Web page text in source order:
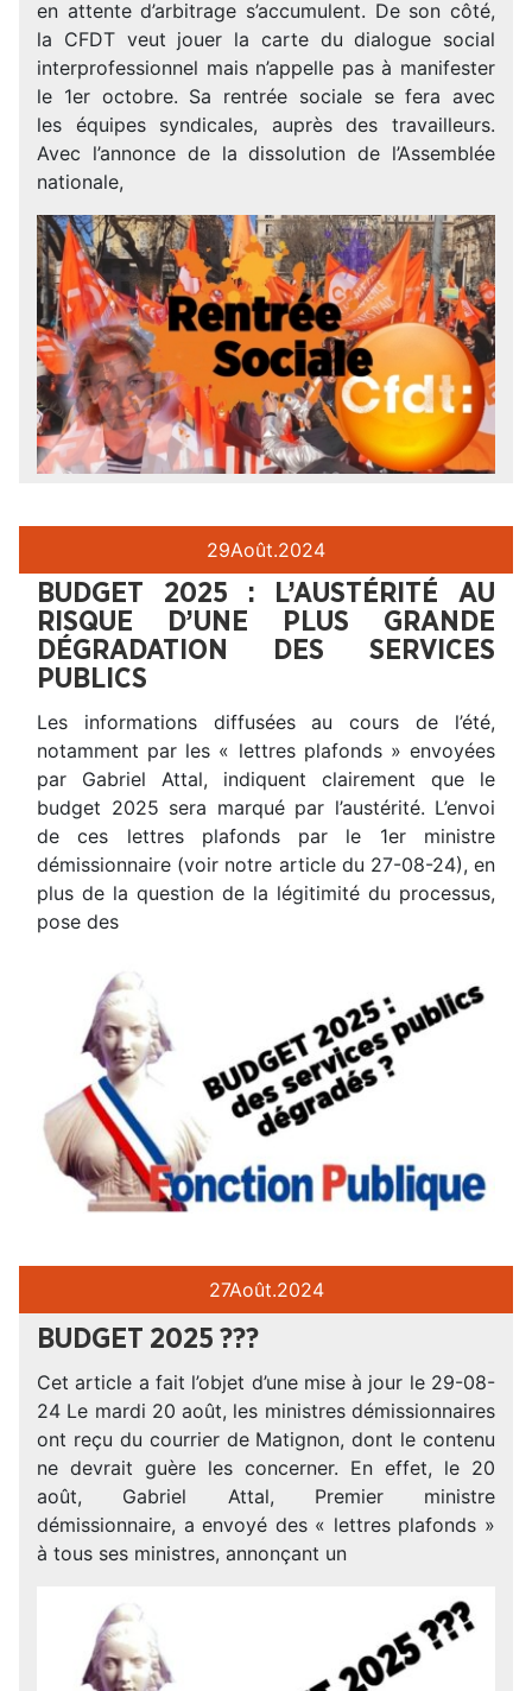
en attente d’arbitrage s’accumulent. De son côté,
la CFDT veut jouer la carte du dialogue social
interprofessionnel mais n’appelle pas à manifester
le 1er octobre. Sa rentrée sociale se fera avec
les équipes syndicales, auprès des travailleurs.
Avec l’annonce de la dissolution de l’Assemblée
nationale,
29Août.2024
BUDGET 2025 : L’AUSTÉRITÉ AU
RISQUE D’UNE PLUS GRANDE
DÉGRADATION DES SERVICES
PUBLICS
Les informations diffusées au cours de l’été,
notamment par les « lettres plafonds » envoyées
par Gabriel Attal, indiquent clairement que le
budget 2025 sera marqué par l’austérité. L’envoi
de ces lettres plafonds par le 1er ministre
démissionnaire (voir notre article du 27-08-24), en
plus de la question de la légitimité du processus,
pose des
27Août.2024
BUDGET 2025 ???
Cet article a fait l’objet d’une mise à jour le 29-08-
24 Le mardi 20 août, les ministres démissionnaires
ont reçu du courrier de Matignon, dont le contenu
ne devrait guère les concerner. En effet, le 20
août, Gabriel Attal, Premier ministre
démissionnaire, a envoyé des « lettres plafonds »
à tous ses ministres, annonçant un